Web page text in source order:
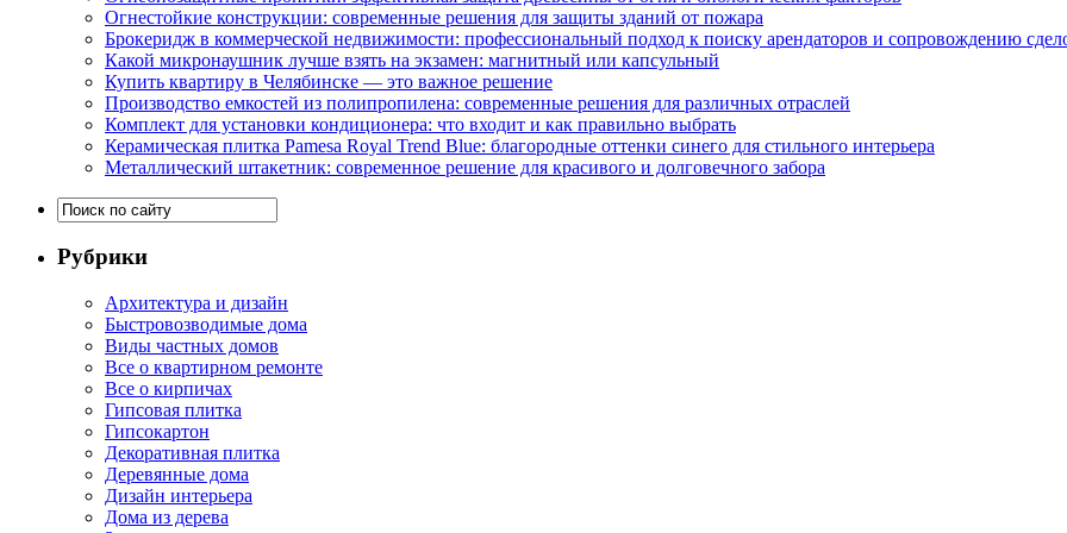
Огнестойкие конструкции: современные решения для защиты зданий от пожара
Брокеридж в коммерческой недвижимости: профессиональный подход к поиску арендаторов и сопровождению
Какой микронаушник лучше взять на экзамен: магнитный или капсульный
Купить квартиру в Челябинске — это важное решение
Производство емкостей из полипропилена: современные решения для различных отраслей
Комплект для установки кондиционера: что входит и как правильно выбрать
Керамическая плитка Pamesa Royal Trend Blue: благородные оттенки синего для стильного интерьера
Металлический штакетник: современное решение для красивого и долговечного забора
Рубрики
Архитектура и дизайн
Быстровозводимые дома
Виды частных домов
Все о квартирном ремонте
Все о кирпичах
Гипсовая плитка
Гипсокартон
Декоративная плитка
Деревянные дома
Дизайн интерьера
Дома из дерева